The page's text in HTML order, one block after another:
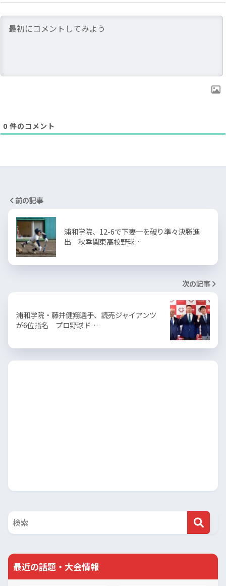
0 件のコメント
前の記事
浦和学院、12-6で下妻一を破り準々決勝進
出 秋季関東高校野球…
次の記事
浦和学院・藤井健翔選手、読売ジャイアンツ
が6位指名 プロ野球ド…
最近の話題・大会情報